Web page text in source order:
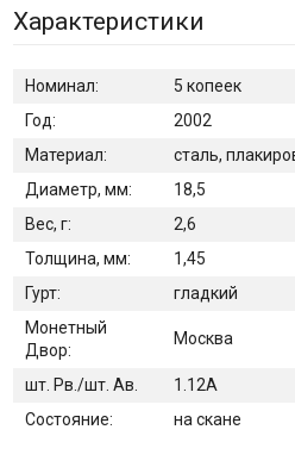
Характеристики
Номинал:
5 копеек
Год:
2002
Материал:
сталь,
Диаметр, мм:
18,5
Вес, г:
2,6
Толщина, мм:
1,45
Гурт:
гладкий
Монетный
Двор:
Москва
шт. Рв./шт. Ав.
1.12А
Состояние:
на скане